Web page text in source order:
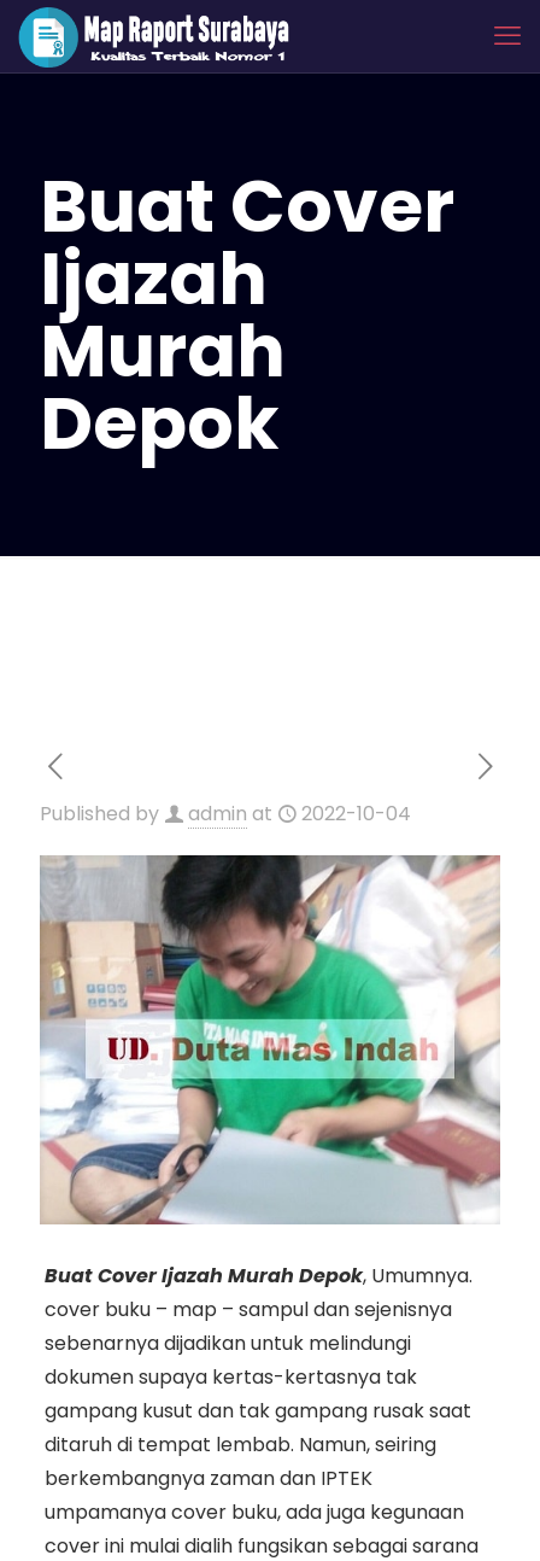
Buat Cover
Ijazah
Murah
Depok
Published by admin at 2022-10-04
Buat Cover Ijazah Murah Depok, Umumnya.
cover buku – map – sampul dan sejenisnya
sebenarnya dijadikan untuk melindungi
dokumen supaya kertas-kertasnya tak
gampang kusut dan tak gampang rusak saat
ditaruh di tempat lembab. Namun, seiring
berkembangnya zaman dan IPTEK
umpamanya cover buku, ada juga kegunaan
cover ini mulai dialih fungsikan sebagai sarana